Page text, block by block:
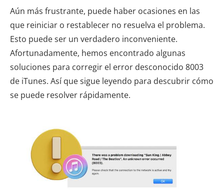
Aún más frustrante, puede haber ocasiones en las
que reiniciar o restablecer no resuelva el problema.
Esto puede ser un verdadero inconveniente.
Afortunadamente, hemos encontrado algunas
soluciones para corregir el error desconocido 8003
de iTunes. Así que sigue leyendo para descubrir cómo
se puede resolver rápidamente.